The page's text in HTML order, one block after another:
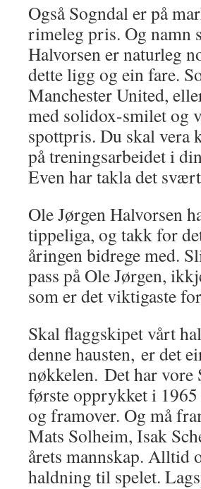
Også Sogndal er på
rimeleg pris. Og namn
Halvorsen er naturleg
dette ligg og ein fare.
Manchester United,
med solidox-smilet og
spottpris. Du skal vera
på treningsarbeidet i
Even har takla det
Ole Jørgen Halvorsen
tippeliga, og takk for
åringen bidrege med.
pass på Ole Jørgen,
som er det viktigaste
Skal flaggskipet vårt
denne hausten, er det
nøkkelen. Det har vore
første opprykket i 1965
og framover. Og må
Mats Solheim, Isak
årets mannskap. Alltid
haldning til spelet.